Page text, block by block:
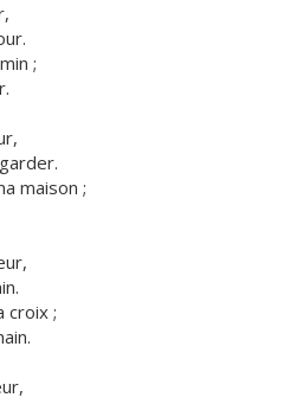
;
maison ;
croix ;